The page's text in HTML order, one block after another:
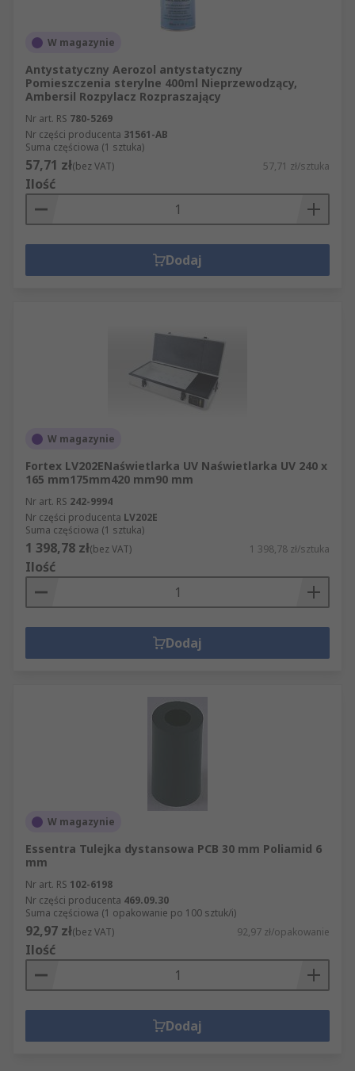
W magazynie
Antystatyczny Aerozol antystatyczny
Pomieszczenia sterylne 400ml Nieprzewodzący,
Ambersil Rozpylacz Rozpraszający
Nr art. RS 780-5269
Nr części producenta 31561-AB
Suma częściowa (1 sztuka)
57,71 zł(bez VAT) 57,71 zł/sztuka
Ilość
Dodaj
W magazynie
Fortex LV202ENaświetlarka UV Naświetlarka UV 240 x
165 mm175mm420 mm90 mm
Nr art. RS 242-9994
Nr części producenta LV202E
Suma częściowa (1 sztuka)
1 398,78 zł(bez VAT) 1 398,78 zł/sztuka
Ilość
Dodaj
W magazynie
Essentra Tulejka dystansowa PCB 30 mm Poliamid 6
mm
Nr art. RS 102-6198
Nr części producenta 469.09.30
Suma częściowa (1 opakowanie po 100 sztuk/i)
92,97 zł(bez VAT) 92,97 zł/opakowanie
Ilość
Dodaj